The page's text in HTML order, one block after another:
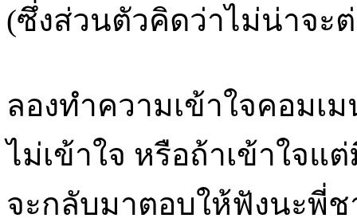
(ซึ่งส่วนตัวคิดว่าไม่น่าจะ
ลองทำความเข้าใจคอมเ
ไม่เข้าใจ หรือถ้าเข้าใจ
จะกลับมาตอบให้ฟังนะพี่ช